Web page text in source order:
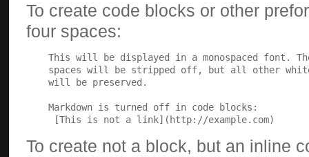
To create code blocks or other
four spaces:
To create not a block, but an inline